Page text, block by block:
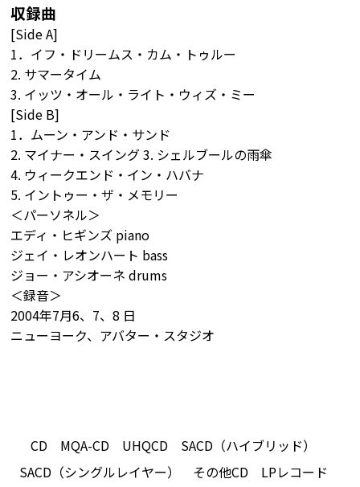
収録曲
[Side A]
1．イフ・ドリームス・カム・トゥルー
2. サマータイム
3. イッツ・オール・ライト・ウィズ・ミー
[Side B]
1．ムーン・アンド・サンド
2. マイナー・スイング 3. シェルブールの雨傘
4. ウィークエンド・イン・ハバナ
5. イントゥー・ザ・メモリー
＜パーソネル＞
エディ・ヒギンズ piano
ジェイ・レオンハート bass
ジョー・アシオーネ drums
＜録音＞
2004年7月6、7、8 日
ニューヨーク、アバター・スタジオ
CD MQA-CD UHQCD
SACD（ハイブリッド）
SACD（シングルレイヤー）
その他CD
LPレコード